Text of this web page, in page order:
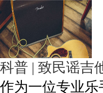
科普 | 致民谣吉
作为一位专业